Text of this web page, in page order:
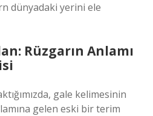
dünyadaki yerini ele
Rüzgarın Anlamı
gale kelimesinin
gelen eski bir terim